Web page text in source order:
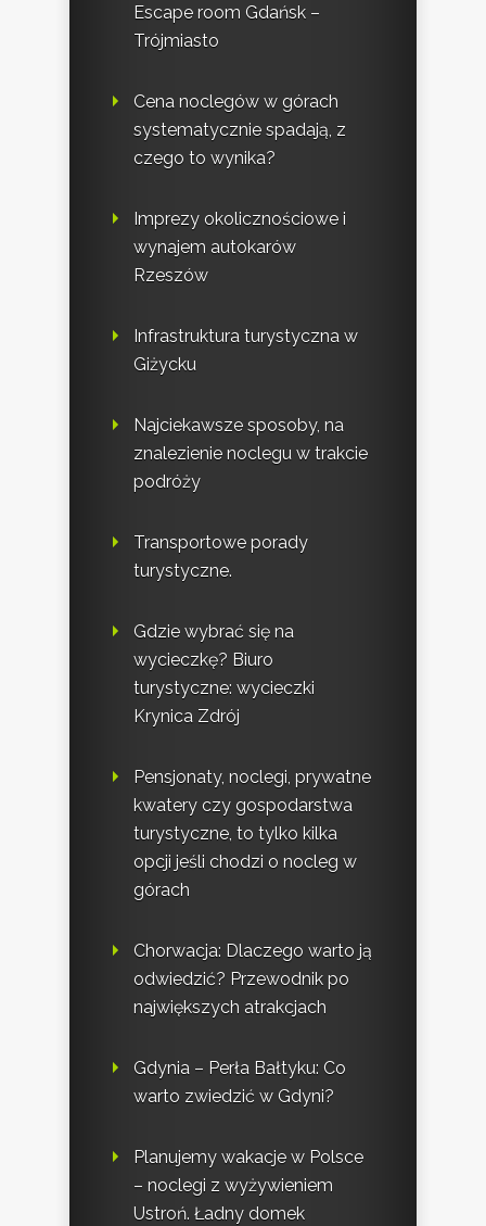
Escape room Gdańsk –
Trójmiasto
Cena noclegów w górach
systematycznie spadają, z
czego to wynika?
Imprezy okolicznościowe i
wynajem autokarów
Rzeszów
Infrastruktura turystyczna w
Giżycku
Najciekawsze sposoby, na
znalezienie noclegu w trakcie
podróży
Transportowe porady
turystyczne.
Gdzie wybrać się na
wycieczkę? Biuro
turystyczne: wycieczki
Krynica Zdrój
Pensjonaty, noclegi, prywatne
kwatery czy gospodarstwa
turystyczne, to tylko kilka
opcji jeśli chodzi o nocleg w
górach
Chorwacja: Dlaczego warto ją
odwiedzić? Przewodnik po
największych atrakcjach
Gdynia – Perła Bałtyku: Co
warto zwiedzić w Gdyni?
Planujemy wakacje w Polsce
– noclegi z wyżywieniem
Ustroń. Ładny domek